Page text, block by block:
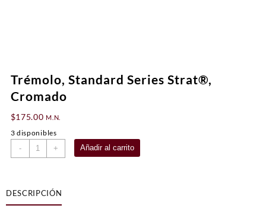
Trémolo, Standard Series Strat®,
Cromado
$175.00 M.N.
3 disponibles
-
Trémolo,
Standard
Cromado
cantidad
+ Añadir al carrito
DESCRIPCIÓN